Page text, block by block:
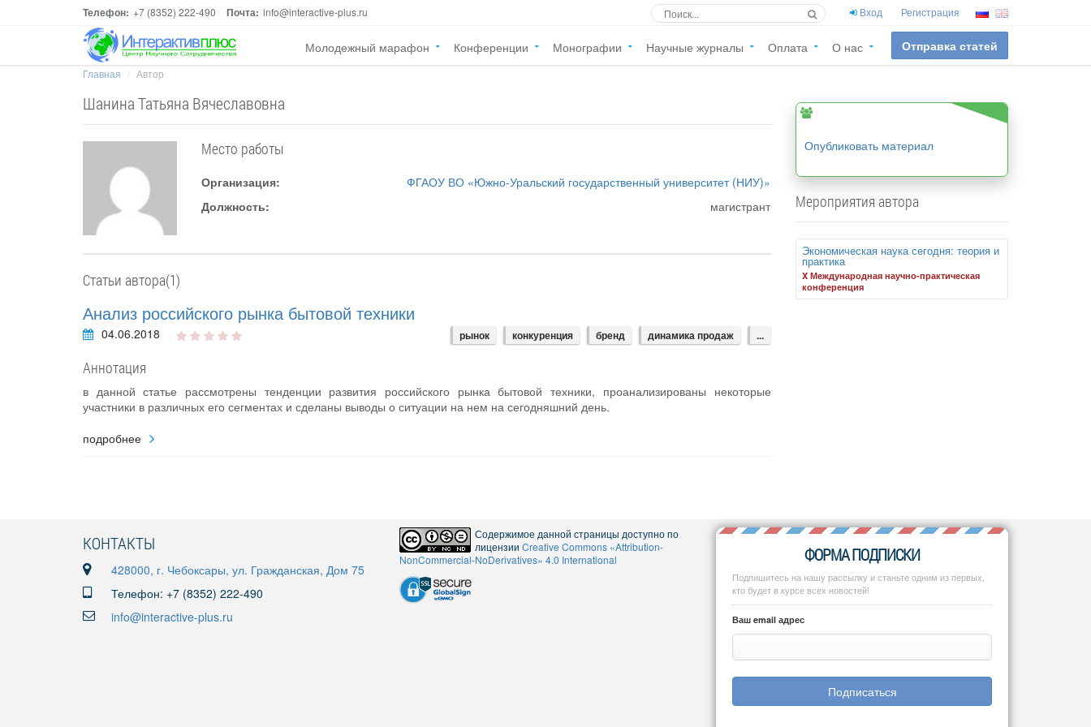
Телефон: +7 (8352) 222-490 Почта: info@interactive-plus.ru Вход Регистрация
Молодежный марафон Конференции Монографии Научные журналы Оплата О нас Отправка статей
Главная Автор
Шанина Татьяна Вячеславовна
Место работы
Организация:
ФГАОУ ВО «Южно-Уральский государственный университет (НИУ)»
Должность:
магистрант
Статьи автора(1)
Анализ российского рынка бытовой техники
04.06.2018 рынок конкуренция бренд динамика продаж ...
Аннотация
в данной статье рассмотрены тенденции развития российского рынка бытовой техники, проанализированы некоторые
участники в различных его сегментах и сделаны выводы о ситуации на нем на сегодняшний день.
подробнее
Опубликовать материал
Мероприятия автора
Экономическая наука сегодня: теория и
практика
X Международная научно-практическая
конференция
КОНТАКТЫ
428000, г. Чебоксары, ул. Гражданская, Дом 75
Телефон: +7 (8352) 222-490
info@interactive-plus.ru
Содержимое данной страницы доступно по
лицензии Creative Commons «Attribution-
NonCommercial-NoDerivatives» 4.0 International
ФОРМА ПОДПИСКИ
Подпишитесь на нашу рассылку и станьте одним из первых,
кто будет в курсе всех новостей!
Ваш email адрес
Подписаться